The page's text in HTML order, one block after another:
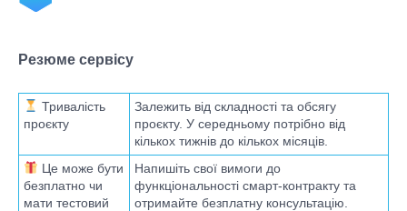
Резюме сервісу
Тривалість
проєкту
Залежить від складності та обсягу
проєкту. У середньому потрібно від
кількох тижнів до кількох місяців.
Це може бути
безплатно чи
мати тестовий
Напишіть свої вимоги до
функціональності смарт-контракту та
отримайте безплатну консультацію.